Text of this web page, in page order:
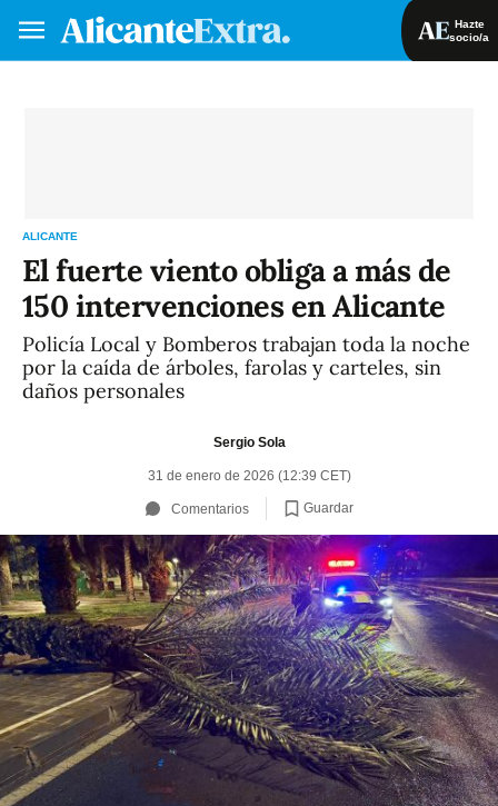
Hazte
socio/a
ALICANTE
El fuerte viento obliga a más de
150 intervenciones en Alicante
Policía Local y Bomberos trabajan toda la noche
por la caída de árboles, farolas y carteles, sin
daños personales
Sergio Sola
31 de enero de 2026 (12:39 CET)
Comentarios Guardar